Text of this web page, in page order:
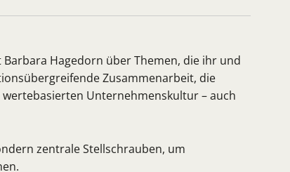
Hagedorn über Themen, die ihr und
Zusammenarbeit, die
Unternehmenskultur – auch
zentrale Stellschrauben, um